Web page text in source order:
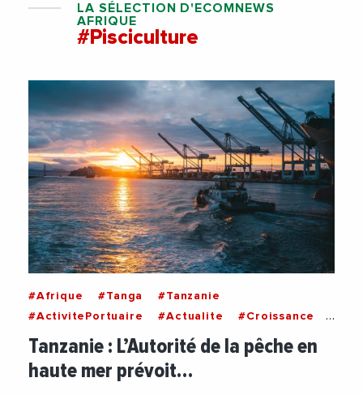
LA SÉLECTION D'ECOMNEWS
AFRIQUE
#Pisciculture
#Afrique #Tanga
#Tanzanie
#ActivitePortuaire
#Actualite
#Croissance
#Economie
#Peche #Pisciculture
Tanzanie : L’Autorité de la pêche en
haute mer prévoit…